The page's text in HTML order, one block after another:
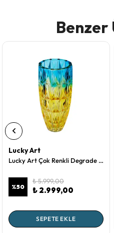
Lucky Art
Lucky Art Çok Renkli Degrade Kesme Kristal Büyük Cam Vazo 14x32 Cm
%50
₺ 5.999,00
₺ 2.999,00
SEPETE EKLE